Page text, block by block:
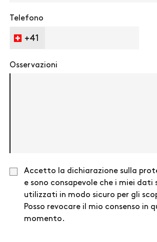
Telefono
+41
Osservazioni
Dichiarazione
sulla
protezione
Accetto la dichiarazione sulla
e sono consapevole che i miei dati
utilizzati in modo sicuro per gli
Posso revocare il mio consenso in
momento.